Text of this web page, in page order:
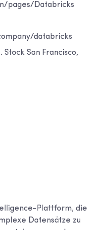
pages/Databricks
databricks
Stock San Francisco,
Plattform, die
Datensätze zu